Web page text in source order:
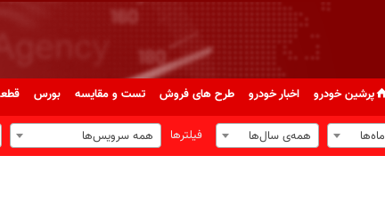
پرشین خودرو اخبار خودرو طرح های فروش تست و مقایسه بورس
همه‌ی سال‌ها فیلترها همه سرویس‌ها